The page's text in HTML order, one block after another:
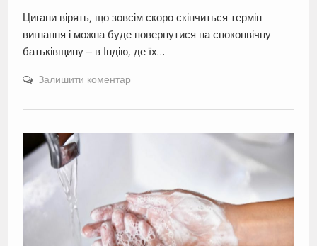
Цигани вірять, що зовсім скоро скінчиться термін
вигнання і можна буде повернутися на споконвічну
батьківщину – в Індію, де їх…
Залишити коментар